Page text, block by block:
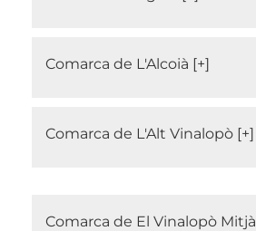
Comarca de L'Alcoià
Comarca de L'Alt Vinalopò
Comarca de El Vinalopò Mitjà